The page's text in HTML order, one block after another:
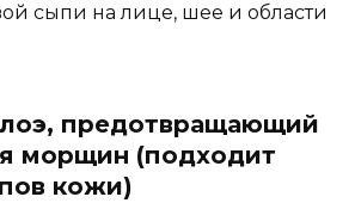
сыпи на лице, шее и области
предотвращающий
морщин (подходит
кожи)